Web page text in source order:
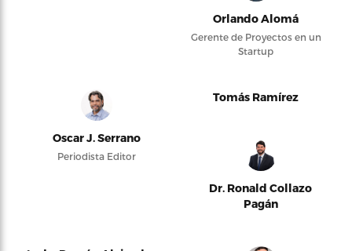
Orlando Alomá
Gerente de Proyectos en un
Startup
Oscar J. Serrano
Periodista Editor
Tomás Ramírez
Dr. Ronald Collazo
Pagán